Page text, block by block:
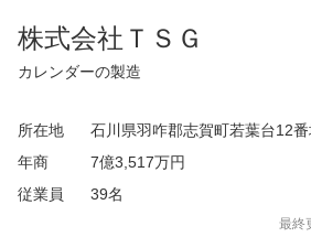
株式会社ＴＳＧ
カレンダーの製造
所在地
石川県羽咋郡志賀町若葉台12番
年商
7億3,517万円
従業員
39名
最終